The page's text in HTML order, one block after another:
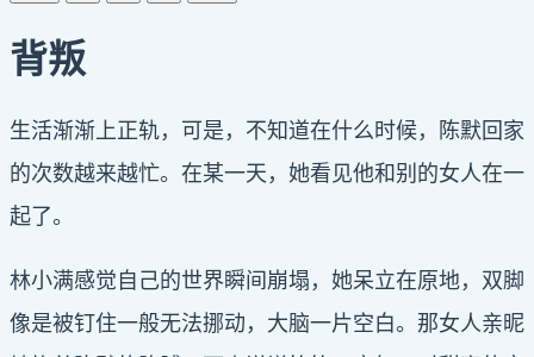
背叛
生活渐渐上正轨，可是，不知道在什么时候，陈默回家
的次数越来越忙。在某一天，她看见他和别的女人在一
起了。
林小满感觉自己的世界瞬间崩塌，她呆立在原地，双脚
像是被钉住一般无法挪动，大脑一片空白。那女人亲昵